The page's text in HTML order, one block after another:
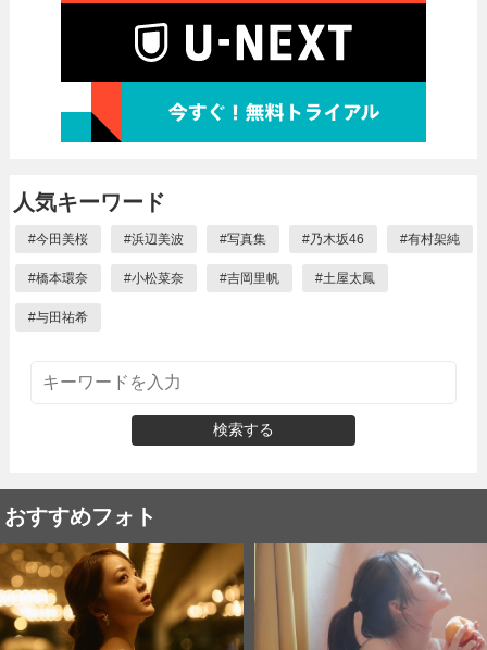
人気キーワード
#今田美桜 #浜辺美波 #写真集 #乃木坂46 #有村架純
#橋本環奈 #小松菜奈 #吉岡里帆 #土屋太鳳
#与田祐希
検索する
おすすめフォト